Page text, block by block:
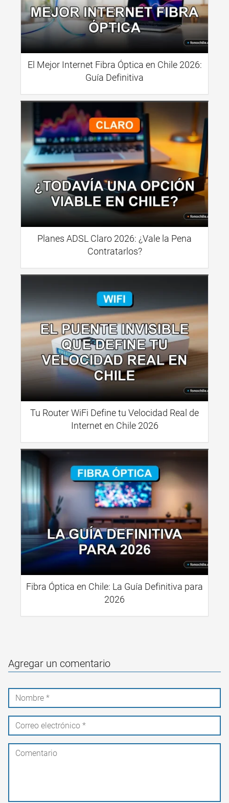
El Mejor Internet Fibra Óptica en Chile 2026:
Guía Definitiva
Planes ADSL Claro 2026: ¿Vale la Pena
Contratarlos?
Tu Router WiFi Define tu Velocidad Real de
Internet en Chile 2026
Fibra Óptica en Chile: La Guía Definitiva para
2026
Agregar un comentario